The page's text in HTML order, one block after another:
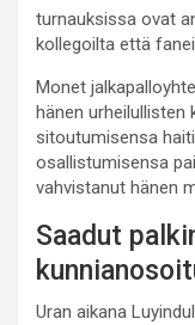
turnauksissa ovat
kollegoilta että
Monet
hänen urheilullisten
sitoutumisensa
osallistumisensa
vahvistanut hänen
Saadut
Uran aikana